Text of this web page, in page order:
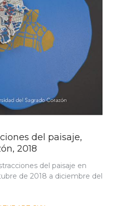
del paisaje,
2018
del paisaje en
de 2018 a diciembre del